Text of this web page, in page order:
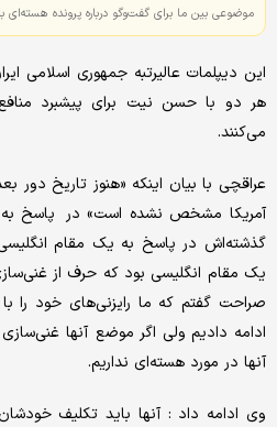
موضوعی بین ما برای گفت‌وگو درباره پرونده هسته‌ای
این دیپلمات عالیرتبه جمهوری اسلامی
هر دو با حسن نیت برای پیشبرد
می‌کنند.
عراقچی با بیان اینکه «هنوز تاریخ دور
آمریکا مشخص نشده است» در پاسخ به
گذشته‌اش در پاسخ به یک مقام
یک مقام انگلیسی بود که حرف از
صراحت گفتم که ما رایزنی‌های خود را
ادامه دادیم ولی اگر موضع آنها
آنها در مورد هسته‌ای نداریم.
وی ادامه داد : آنها باید تکلیف